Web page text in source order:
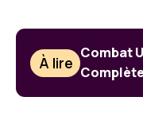
À lire
Combat